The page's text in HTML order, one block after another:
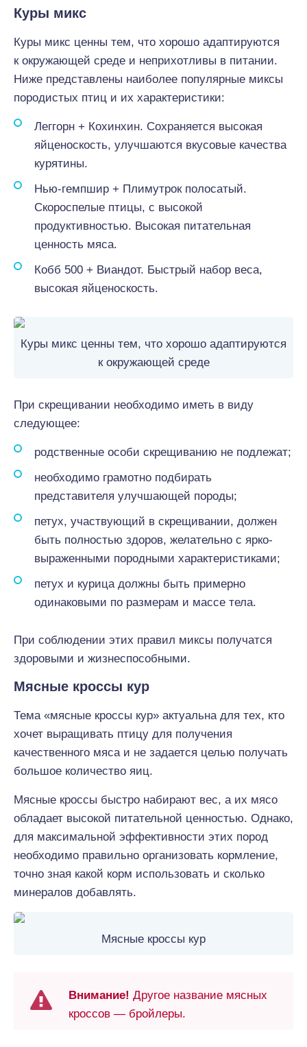
Куры микс
Куры микс ценны тем, что хорошо адаптируются
к окружающей среде и неприхотливы в питании.
Ниже представлены наиболее популярные миксы
породистых птиц и их характеристики:
Леггорн + Кохинхин. Сохраняется высокая
яйценоскость, улучшаются вкусовые качества
курятины.
Нью-гемпшир + Плимутрок полосатый.
Скороспелые птицы, с высокой
продуктивностью. Высокая питательная
ценность мяса.
Кобб 500 + Виандот. Быстрый набор веса,
высокая яйценоскость.
Куры микс ценны тем, что хорошо адаптируются
к окружающей среде
При скрещивании необходимо иметь в виду
следующее:
родственные особи скрещиванию не подлежат;
необходимо грамотно подбирать
представителя улучшающей породы;
петух, участвующий в скрещивании, должен
быть полностью здоров, желательно с ярко-
выраженными породными характеристиками;
петух и курица должны быть примерно
одинаковыми по размерам и массе тела.
При соблюдении этих правил миксы получатся
здоровыми и жизнеспособными.
Мясные кроссы кур
Тема «мясные кроссы кур» актуальна для тех, кто
хочет выращивать птицу для получения
качественного мяса и не задается целью получать
большое количество яиц.
Мясные кроссы быстро набирают вес, а их мясо
обладает высокой питательной ценностью. Однако,
для максимальной эффективности этих пород
необходимо правильно организовать кормление,
точно зная какой корм использовать и сколько
минералов добавлять.
Мясные кроссы кур
Внимание! Другое название мясных
кроссов — бройлеры.